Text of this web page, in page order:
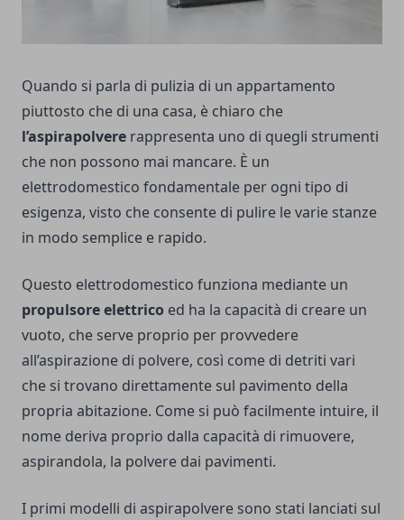
Quando si parla di pulizia di un appartamento
piuttosto che di una casa, è chiaro che
l’aspirapolvere rappresenta uno di quegli strumenti
che non possono mai mancare. È un
elettrodomestico fondamentale per ogni tipo di
esigenza, visto che consente di pulire le varie stanze
in modo semplice e rapido.
Questo elettrodomestico funziona mediante un
propulsore elettrico ed ha la capacità di creare un
vuoto, che serve proprio per provvedere
all’aspirazione di polvere, così come di detriti vari
che si trovano direttamente sul pavimento della
propria abitazione. Come si può facilmente intuire, il
nome deriva proprio dalla capacità di rimuovere,
aspirandola, la polvere dai pavimenti.
I primi modelli di aspirapolvere sono stati lanciati sul